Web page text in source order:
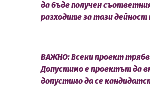
да бъде получен
разходите за тази
ВАЖНО:Всеки проект
Допустимо е проектът да
допустимо да се